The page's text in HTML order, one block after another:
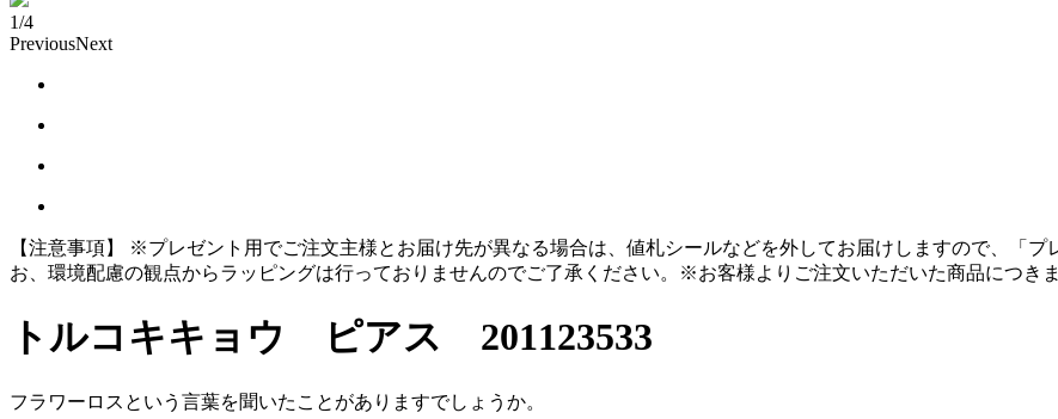
1/4
PreviousNext
【注意事項】 ※プレゼント用でご注文主様とお届け先が異なる場合は、値札シールなどを外してお届けしますので、「プ
お、環境配慮の観点からラッピングは行っておりませんのでご了承ください。
※お客様よりご注文いただいた商品につき
トルコキキョウ ピアス 201123533
フラワーロスという言葉を聞いたことがありますでしょうか。